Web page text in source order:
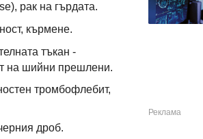
рак на гърдата.
кърмене.
тъкан -
на шийни прешлени.
тромбофлебит,
дроб.